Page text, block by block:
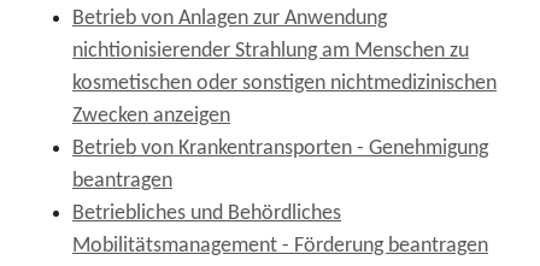
Betrieb von Anlagen zur Anwendung
nichtionisierender Strahlung am Menschen zu
kosmetischen oder sonstigen nichtmedizinischen
Zwecken anzeigen
Betrieb von Krankentransporten - Genehmigung
beantragen
Betriebliches und Behördliches
Mobilitätsmanagement - Förderung beantragen